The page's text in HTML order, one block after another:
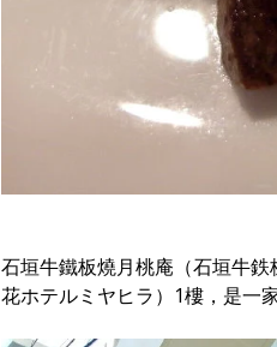
石垣牛鐵板燒月桃庵（石垣牛
花ホテルミヤヒラ）1樓，是一